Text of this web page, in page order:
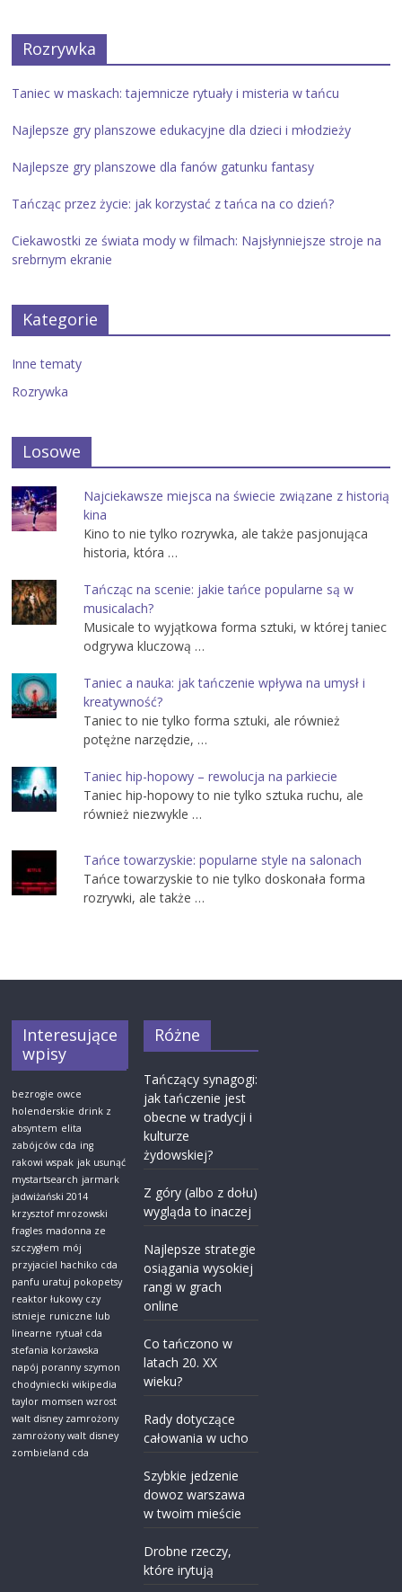
Rozrywka
Taniec w maskach: tajemnicze rytuały i misteria w tańcu
Najlepsze gry planszowe edukacyjne dla dzieci i młodzieży
Najlepsze gry planszowe dla fanów gatunku fantasy
Tańcząc przez życie: jak korzystać z tańca na co dzień?
Ciekawostki ze świata mody w filmach: Najsłynniejsze stroje na
srebrnym ekranie
Kategorie
Inne tematy
Rozrywka
Losowe
Najciekawsze miejsca na świecie związane z historią
kina
Kino to nie tylko rozrywka, ale także pasjonująca
historia, która …
Tańcząc na scenie: jakie tańce popularne są w
musicalach?
Musicale to wyjątkowa forma sztuki, w której taniec
odgrywa kluczową …
Taniec a nauka: jak tańczenie wpływa na umysł i
kreatywność?
Taniec to nie tylko forma sztuki, ale również
potężne narzędzie, …
Taniec hip-hopowy – rewolucja na parkiecie
Taniec hip-hopowy to nie tylko sztuka ruchu, ale
również niezwykle …
Tańce towarzyskie: popularne style na salonach
Tańce towarzyskie to nie tylko doskonała forma
rozrywki, ale także …
Interesujące
wpisy
bezrogie owce
holenderskie drink z
absyntem elita
zabójców cda ing
rakowi wspak jak usunąć
mystartsearch jarmark
jadwiżański 2014
krzysztof mrozowski
fragles madonna ze
szczygłem mój
przyjaciel hachiko cda
panfu uratuj pokopetsy
reaktor łukowy czy
istnieje runiczne lub
linearne rytuał cda
stefania korżawska
napój poranny szymon
chodyniecki wikipedia
taylor momsen wzrost
walt disney zamrożony
zamrożony walt disney
zombieland cda
Różne
Tańczący synagogi:
jak tańczenie jest
obecne w tradycji i
kulturze
żydowskiej?
Z góry (albo z dołu)
wygląda to inaczej
Najlepsze strategie
osiągania wysokiej
rangi w grach
online
Co tańczono w
latach 20. XX
wieku?
Rady dotyczące
całowania w ucho
Szybkie jedzenie
dowoz warszawa
w twoim mieście
Drobne rzeczy,
które irytują